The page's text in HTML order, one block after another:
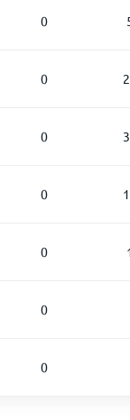
0
0
0
0
0
0
0